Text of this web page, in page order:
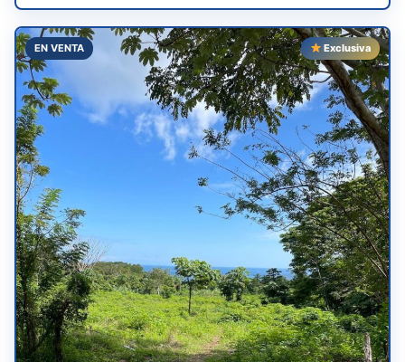
EN VENTA Exclusiva